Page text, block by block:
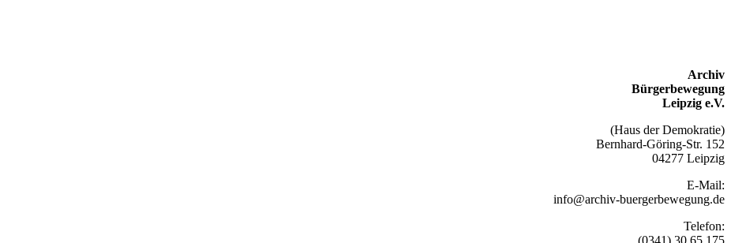
Archiv
Bürgerbewegung
Leipzig e.V.
(Haus der Demokratie)
Bernhard-Göring-Str. 152
04277 Leipzig
E-Mail:
info@archiv-buergerbewegung.de
Telefon:
(0341) 30 65 175